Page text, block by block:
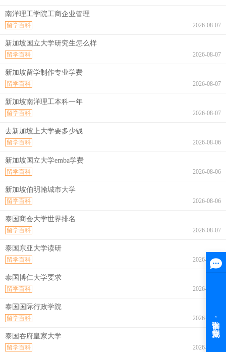
南洋理工学院工商企业管理
2026-08-07
留学百科
新加坡国立大学研究生怎么样
2026-08-07
留学百科
新加坡留学制作专业学费
2026-08-07
留学百科
新加坡南洋理工本科一年
2026-08-07
留学百科
去新加坡上大学要多少钱
2026-08-06
留学百科
新加坡国立大学emba学费
2026-08-06
留学百科
新加坡伯明翰城市大学
2026-08-06
留学百科
泰国商会大学世界排名
2026-08-07
留学百科
泰国东亚大学读研
2026-08-07
留学百科
泰国博仁大学要求
2026-08-07
留学百科
泰国国际行政学院
2026-08-07
留学百科
泰国吞府皇家大学
2026-08-07
留学百科